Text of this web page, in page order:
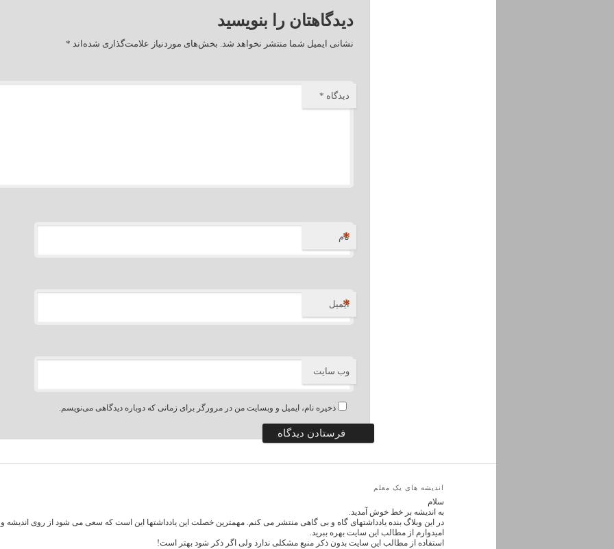
دیدگاهتان را بنویسید
نشانی ایمیل شما منتشر نخواهد شد. بخش‌های موردنیاز علامت‌گذاری شده‌اند *
دیدگاه *
نام
*
ایمیل
*
وب‌ سایت
ذخیره نام، ایمیل و وبسایت من در مرورگر برای زمانی که دوباره دیدگاهی می‌نویسم.
اندیشه های یک معلم
سلام
به اندیشه بر خط خوش آمدید.
در این وبلاگ بنده یادداشتهای گاه و بی گاهی منتشر می کنم. مهمترین خصلت این یادداشتها این است که سعی می شود از روی اندیشه و
امیدوارم از مطالب این سایت بهره ببرید.
استفاده از مطالب این سایت بدون ذکر منبع مشکلی ندارد ولی اگر ذکر شود بهتر است!